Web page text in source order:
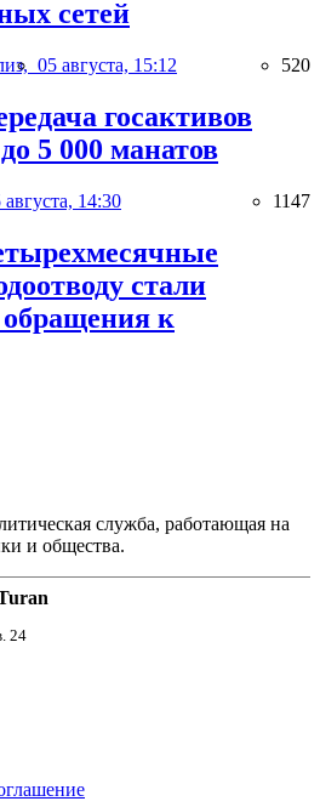
сетей
05 августа, 15:12 520
госактивов
5 000 манатов
августа, 14:30 1147
стали
к
служба, работающая на
и общества.
24